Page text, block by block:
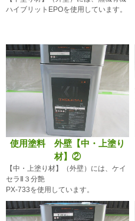
ハイブリットEPOを使用しています。
使用塗料 外壁【中・上塗り
材】②
【中・上塗り材】（外壁）には、ケイ
セラⅡ３分艶
PX-733を使用しています。